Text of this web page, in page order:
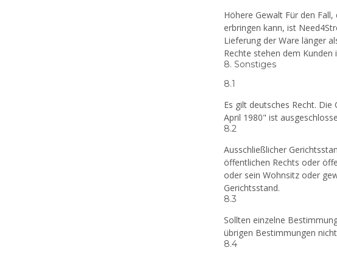
Höhere Gewalt Für den
erbringen kann, ist
Lieferung der Ware länger
Rechte stehen dem Kunden
8. Sonstiges
8.1
Es gilt deutsches Recht.
April 1980" ist
8.2
Ausschließlicher
öffentlichen Rechts oder
oder sein Wohnsitz oder
Gerichtsstand.
8.3
Sollten einzelne
übrigen Bestimmungen
8.4